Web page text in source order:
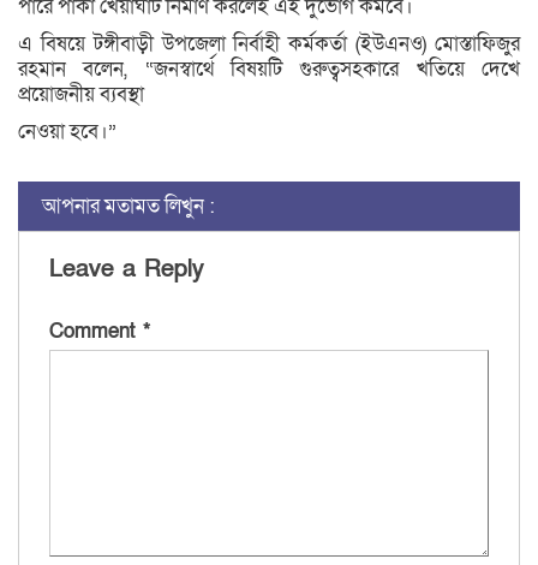
পারে পাকা খেয়াঘাট নির্মাণ করলেই এই দুর্ভোগ কমবে।
এ বিষয়ে টঙ্গীবাড়ী উপজেলা নির্বাহী কর্মকর্তা (ইউএনও) মোস্তাফিজুর
রহমান বলেন, “জনস্বার্থে বিষয়টি গুরুত্বসহকারে খতিয়ে দেখে
প্রয়োজনীয় ব্যবস্থা
নেওয়া হবে।”
আপনার মতামত লিখুন :
Leave a Reply
Comment *